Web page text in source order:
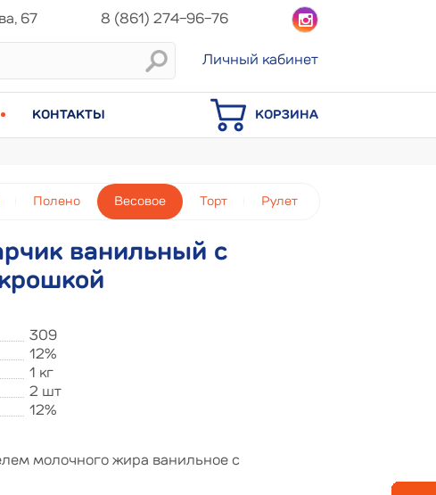
67 8 (861) 274-96-76
Личный кабинет
КОНТАКТЫ КОРЗИНА
Полено Весовое Торт Рулет
ванильный с
309
12%
1 кг
2 шт
12%
молочного жира ванильное с